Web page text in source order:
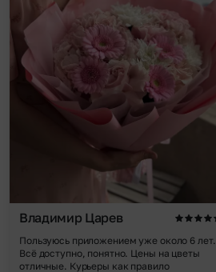
Владимир Царев
Пользуюсь приложением уже около 6 лет.
Всё доступно, понятно. Цены на цветы
отличные. Курьеры как правило